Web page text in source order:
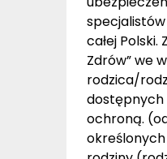
całej
Zdrów” we
rodzica/
dostępnych
ochroną.
określonych